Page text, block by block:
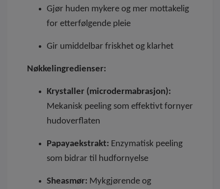
Gjør huden mykere og mer mottakelig
for etterfølgende pleie
Gir umiddelbar friskhet og klarhet
Nøkkelingredienser:
Krystaller (microdermabrasjon):
Mekanisk peeling som effektivt fornyer
hudoverflaten
Papayaekstrakt: Enzymatisk peeling
som bidrar til hudfornyelse
Sheasmør: Mykgjørende og